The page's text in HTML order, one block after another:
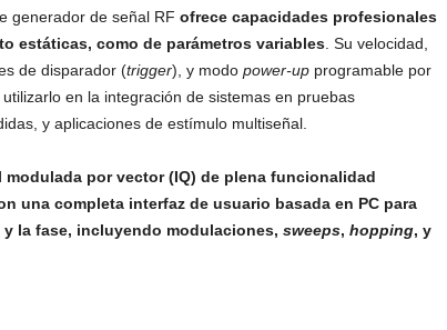
generador de señal RF ofrece capacidades profesionales
estáticas, como de parámetros variables. Su velocidad,
de disparador (trigger), y modo power-upprogramable por
en la integración de sistemas en pruebas
y aplicaciones de estímulo multiseñal.
por vector (IQ) de plena funcionalidad
una completa interfaz de usuario basada en PC para
la fase, incluyendo modulaciones, sweeps, hopping, y